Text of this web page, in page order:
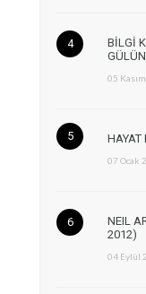
BİLGİ
05
HAYAT
07 Ocak
NEIL
2012)
04 Eylül